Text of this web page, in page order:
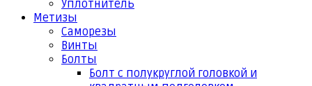
Уплотнитель
Метизы
Саморезы
Винты
Болты
Болт с полукруглой головкой и